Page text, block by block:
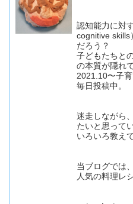
認知能力に対
cognitive skills
だろう？
子どもたちと
の本質が隠れ
2021.10〜子
毎日投稿中。
迷走しながら
たいと思って
いろいろ教え
当ブログでは
人気の料理レ